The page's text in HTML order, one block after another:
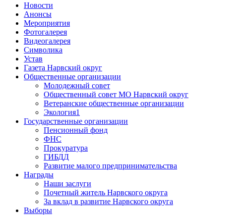
Новости
Анонсы
Мероприятия
Фотогалерея
Видеогалерея
Символика
Устав
Газета Нарвский округ
Общественные организации
Молодежный совет
Общественный совет МО Нарвский округ
Ветеранские общественные организации
Экология1
Государственные организации
Пенсионный фонд
ФНС
Прокуратура
ГИБДД
Развитие малого предпринимательства
Награды
Наши заслуги
Почетный житель Нарвского округа
За вклад в развитие Нарвского округа
Выборы